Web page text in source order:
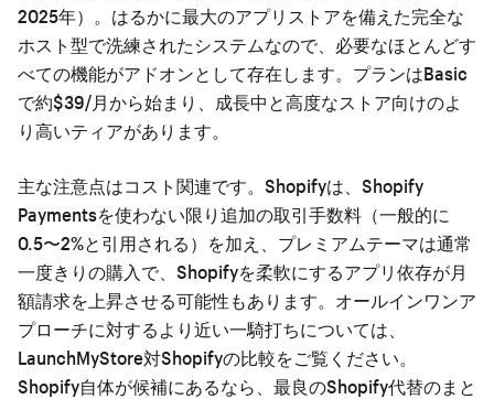
2025年）。はるかに最大のアプリストアを備えた完全な
ホスト型で洗練されたシステムなので、必要なほとんどす
べての機能がアドオンとして存在します。プランはBasic
で約$39/月から始まり、成長中と高度なストア向けのよ
り高いティアがあります。
主な注意点はコスト関連です。Shopifyは、Shopify
Paymentsを使わない限り追加の取引手数料（一般的に
0.5〜2%と引用される）を加え、プレミアムテーマは通常
一度きりの購入で、Shopifyを柔軟にするアプリ依存が月
額請求を上昇させる可能性もあります。オールインワンア
プローチに対するより近い一騎打ちについては、
LaunchMyStore対Shopifyの比較をご覧ください。
Shopify自体が候補にあるなら、 最良のShopify代替のまと